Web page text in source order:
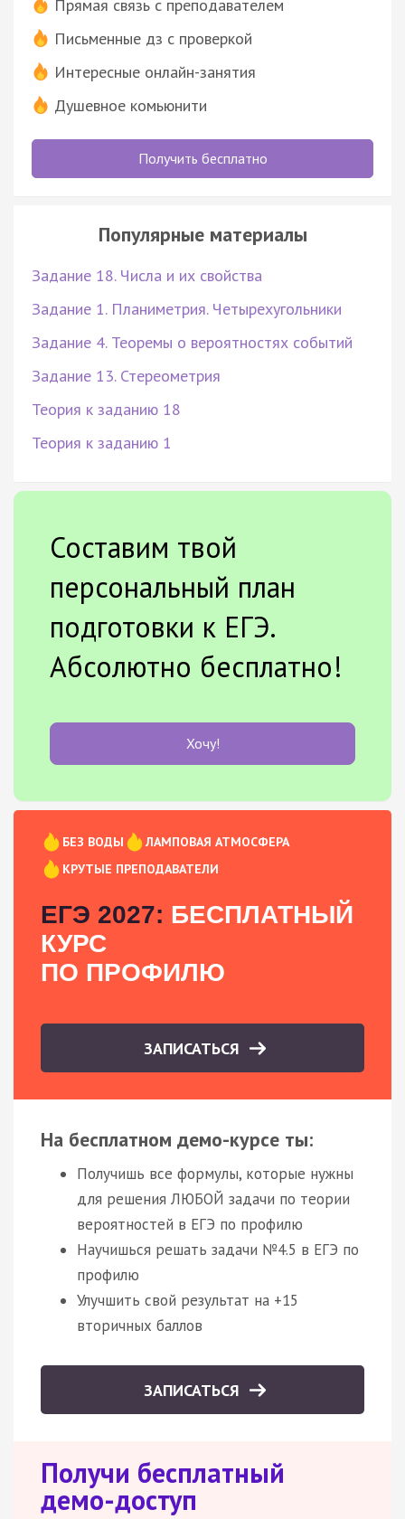
Прямая связь с преподавателем
Письменные дз с проверкой
Интересные онлайн-занятия
Душевное комьюнити
Получить бесплатно
Популярные материалы
Задание 18. Числа и их свойства
Задание 1. Планиметрия. Четырехугольники
Задание 4. Теоремы о вероятностях событий
Задание 13. Стереометрия
Теория к заданию 18
Теория к заданию 1
Составим твой
персональный план
подготовки к ЕГЭ.
Абсолютно бесплатно!
Хочу!
БЕЗ ВОДЫ
ЛАМПОВАЯ АТМОСФЕРА
КРУТЫЕ ПРЕПОДАВАТЕЛИ
ЕГЭ 2027: БЕСПЛАТНЫЙ
КУРС
ПО ПРОФИЛЮ
ЗАПИСАТЬСЯ
На бесплатном демо-курсе ты:
Получишь все формулы, которые нужны
для решения ЛЮБОЙ задачи по теории
вероятностей в ЕГЭ по профилю
Научишься решать задачи №4.5 в ЕГЭ по
профилю
Улучшить свой результат на +15
вторичных баллов
ЗАПИСАТЬСЯ
Получи бесплатный
демо-доступ